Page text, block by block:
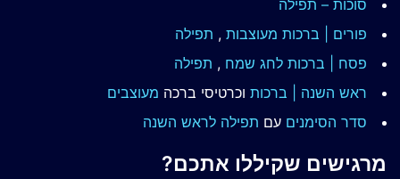
סוכות – תפילה
פורים | ברכות מעוצבות , תפילה
פסח | ברכות לחג שמח , תפילה
ראש השנה | ברכות וכרטיסי ברכה מעוצבים
סדר הסימנים עם תפילה לראש השנה
מרגישים שקיללו אתכם?